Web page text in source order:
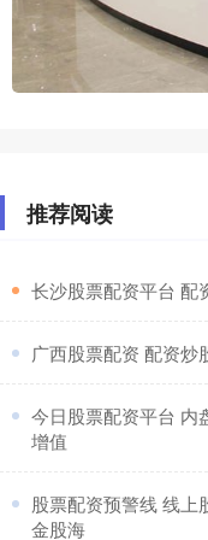
推荐阅读
长沙股票配资平台 配
广西股票配资 配资炒
今日股票配资平台 内
增值
股票配资预警线 线上
金股海